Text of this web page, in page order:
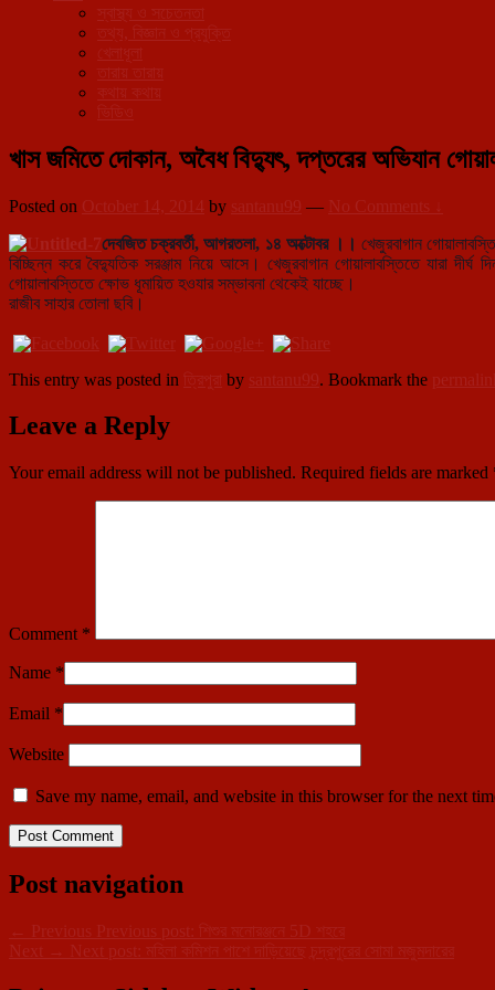
স্বাস্থ্য ও সচেতনতা
তথ্য, বিজ্ঞান ও প্রযুক্তি
খেলাধূলা
তারায় তারায়
কথায় কথায়
খাস জমিতে দোকান, অবৈধ বিদ্যুৎ, দপ্তরের অভিযান
Posted on October 14, 2014 by santanu99 — No Comments ↓
দেবজিত চক্রবর্তী, আগরতলা, ১৪ অক্টোবর ।। খেজুরবাগান
বিচ্ছিন্ন করে বৈদ্যুতিক সরঞ্জাম নিয়ে আসে। খেজুরবাগান গোয়ালাবস্তিতে যারা
গোয়ালাবস্তিতে ক্ষোভ ধূমায়িত হওযার সম্ভাবনা থেকেই যাচ্ছে।
রাজীব সাহার তোলা ছবি।
This entry was posted in ত্রিপুরা by santanu99. Bookmark the
Leave a Reply
Your email address will not be published. Required fields are marked
Comment *
Name *
Email *
Website
Save my name, email, and website in this browser for the next
Post navigation
← Previous Previous post:
শিশুর মনোরঞ্জনে 5D শহরে
Next → Next post: মহিলা কমিশন পাশে দাড়িয়েছে চন্দ্রপুরের সোমা মজুমদারের